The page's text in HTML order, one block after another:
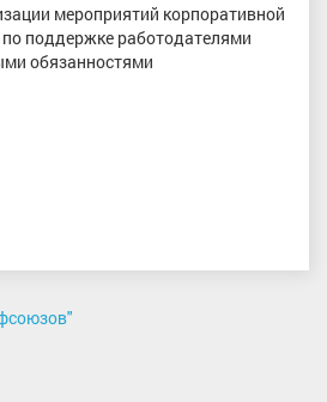
мероприятий корпоративной
поддержке работодателями
обязанностями